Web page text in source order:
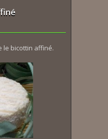
le bicottin affiné.